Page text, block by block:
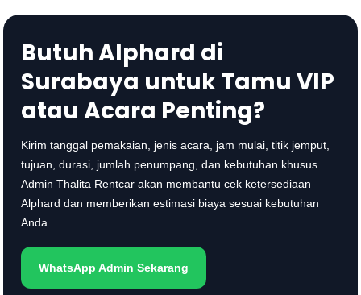
Butuh Alphard di
Surabaya untuk Tamu VIP
atau Acara Penting?
Kirim tanggal pemakaian, jenis acara, jam mulai, titik jemput,
tujuan, durasi, jumlah penumpang, dan kebutuhan khusus.
Admin Thalita Rentcar akan membantu cek ketersediaan
Alphard dan memberikan estimasi biaya sesuai kebutuhan
Anda.
WhatsApp Admin Sekarang